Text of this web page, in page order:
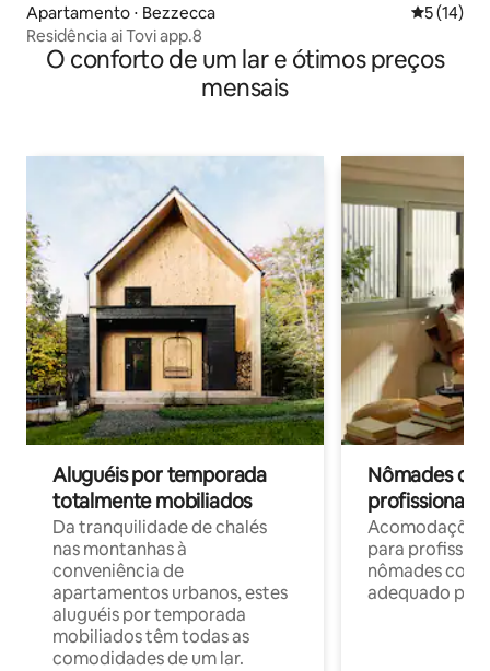
Apartamento ⋅ Bezzecca 5 de uma
5 (14)
Residência ai Tovi app.8
O conforto de um lar e ótimos preços
mensais
Aluguéis por temporada
totalmente mobiliados
Da tranquilidade de chalés
nas montanhas à
conveniência de
apartamentos urbanos, estes
aluguéis por temporada
mobiliados têm todas as
comodidades de um lar.
Nômades
profissionais
para
nômades com
adequado